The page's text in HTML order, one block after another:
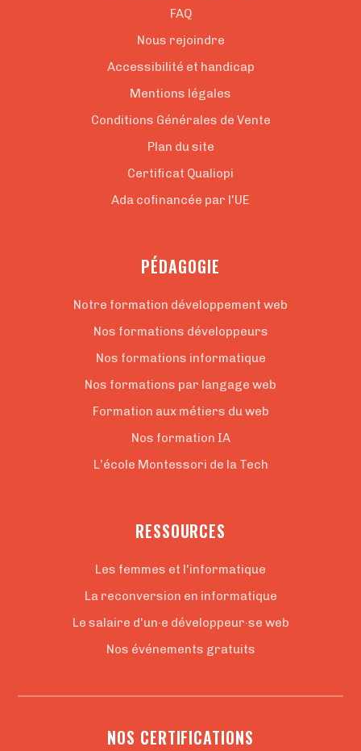
FAQ
Nous rejoindre
Accessibilité et handicap
Mentions légales
Conditions Générales de Vente
Plan du site
Certificat Qualiopi
Ada cofinancée par l'UE
PÉDAGOGIE
Notre formation développement web
Nos formations développeurs
Nos formations informatique
Nos formations par langage web
Formation aux métiers du web
Nos formation IA
L'école Montessori de la Tech
RESSOURCES
Les femmes et l'informatique
La reconversion en informatique
Le salaire d'un·e développeur·se web
Nos événements gratuits
NOS CERTIFICATIONS